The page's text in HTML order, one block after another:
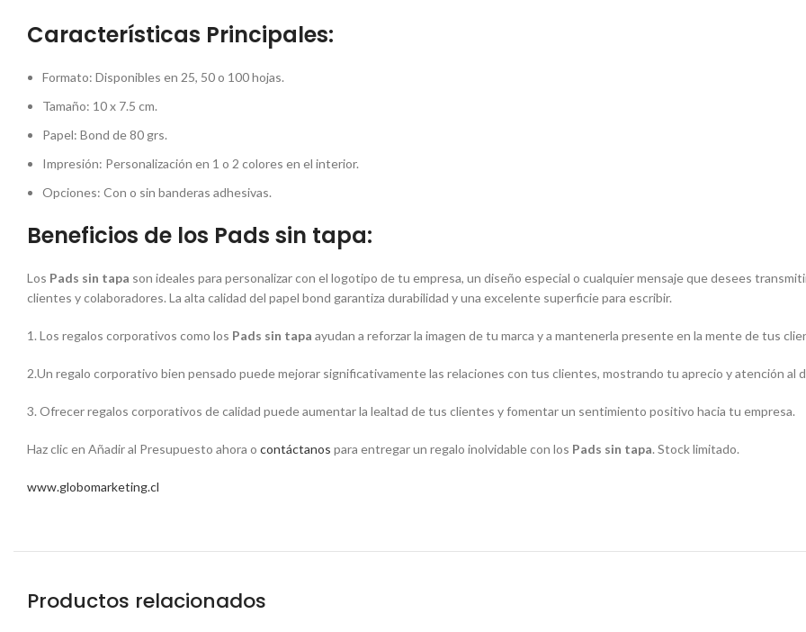
Características Principales:
Formato: Disponibles en 25, 50 o 100 hojas.
Tamaño: 10 x 7.5 cm.
Papel: Bond de 80 grs.
Impresión: Personalización en 1 o 2 colores en el interior.
Opciones: Con o sin banderas adhesivas.
Beneficios de los Pads sin tapa:
Los Pads sin tapa son ideales para personalizar con el logotipo de tu empresa, un diseño especial o cualquier mensaje que desees
clientes y colaboradores. La alta calidad del papel bond garantiza durabilidad y una excelente superficie para escribir.
1. Los regalos corporativos como los Pads sin tapa ayudan a reforzar la imagen de tu marca y a mantenerla presente en la mente de tus
2.Un regalo corporativo bien pensado puede mejorar significativamente las relaciones con tus clientes, mostrando tu aprecio y atención al
3. Ofrecer regalos corporativos de calidad puede aumentar la lealtad de tus clientes y fomentar un sentimiento positivo hacia tu empresa.
Haz clic en Añadir al Presupuesto ahora o contáctanos para entregar un regalo inolvidable con los Pads sin tapa. Stock limitado.
www.globomarketing.cl
Productos relacionados